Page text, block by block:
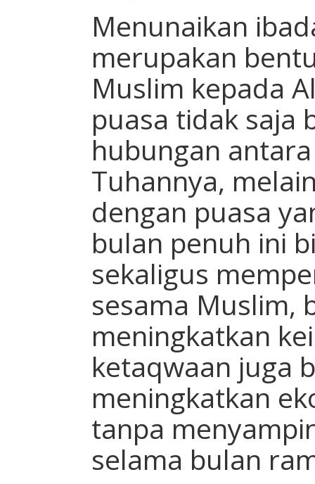
Menunaikan
merupakan
Muslim kepada
puasa tidak saja
hubungan
Tuhannya,
dengan puasa
bulan penuh ini
sekaligus
sesama Muslim,
meningkatkan
ketaqwaan juga
meningkatkan
tanpa
selama bulan